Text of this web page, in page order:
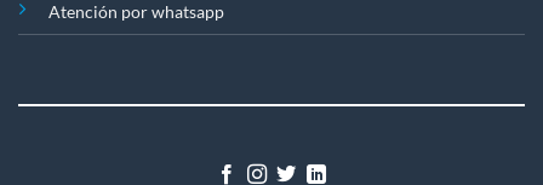
Atención por whatsapp